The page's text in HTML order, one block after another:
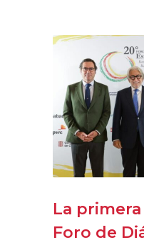
La
Foro de